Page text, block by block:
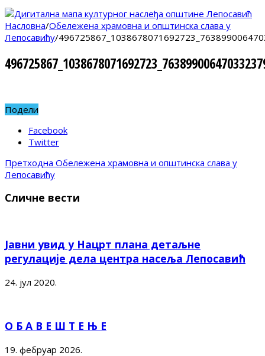
Насловна/Обележена храмовна и општинска слава у
Лепосавићу/
Подели
Facebook
Twitter
Претходна Обележена храмовна и општинска слава у
Лепосавићу
Сличне вести
Јавни увид у Нацрт плана детаљне
регулације дела центра насеља Лепосавић
24. јул 2020.
О Б А В Е Ш Т Е Њ Е
19. фебруар 2026.